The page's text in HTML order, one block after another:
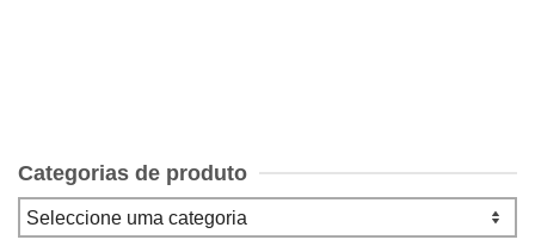
Categorias de produto